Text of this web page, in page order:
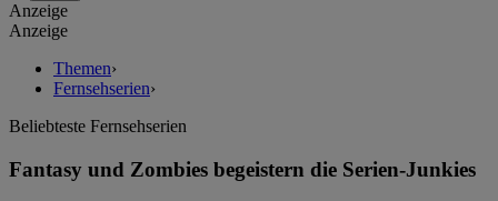
Anzeige
Anzeige
Themen›
Fernsehserien›
Beliebteste Fernsehserien
Fantasy und Zombies begeistern die Serien-Junkies